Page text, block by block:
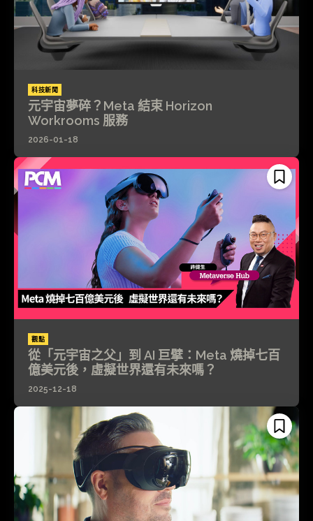
科技新聞
元宇宙夢碎？Meta 結束 Horizon
Workrooms 服務
2026-01-18
觀點
從「元宇宙之父」到 AI 巨擘：Meta 燒掉七百
億美元後，虛擬世界還有未來嗎？
2025-12-18